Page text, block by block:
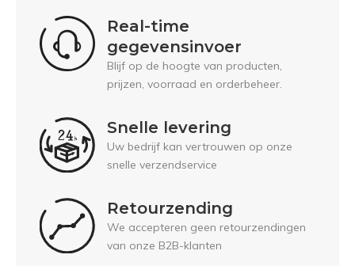
Real-time
gegevensinvoer
Blijf op de hoogte van producten,
prijzen, voorraad en orderbeheer.
Snelle levering
Uw bedrijf kan vertrouwen op onze
snelle verzendservice
Retourzending
We accepteren geen retourzendingen
van onze B2B-klanten